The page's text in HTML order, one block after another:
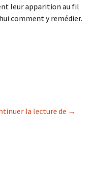
leur apparition au fil
comment y remédier.
la lecture de →